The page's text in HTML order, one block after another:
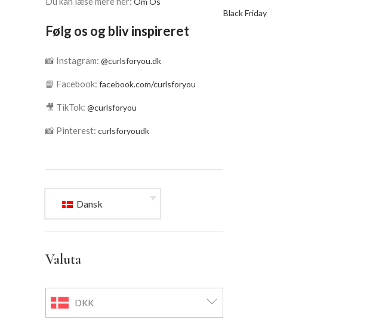
Følg os og bliv inspireret
📸 Instagram: @curlsforyou.dk
📘 Facebook: facebook.com/curlsforyou
🎥 TikTok: @curlsforyou
📸 Pinterest: curlsforyoudk
Dansk
Valuta
DKK
Black Friday